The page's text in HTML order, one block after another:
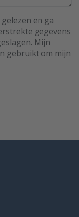
gelezen en ga
gegevens
Mijn
gebruikt om mijn